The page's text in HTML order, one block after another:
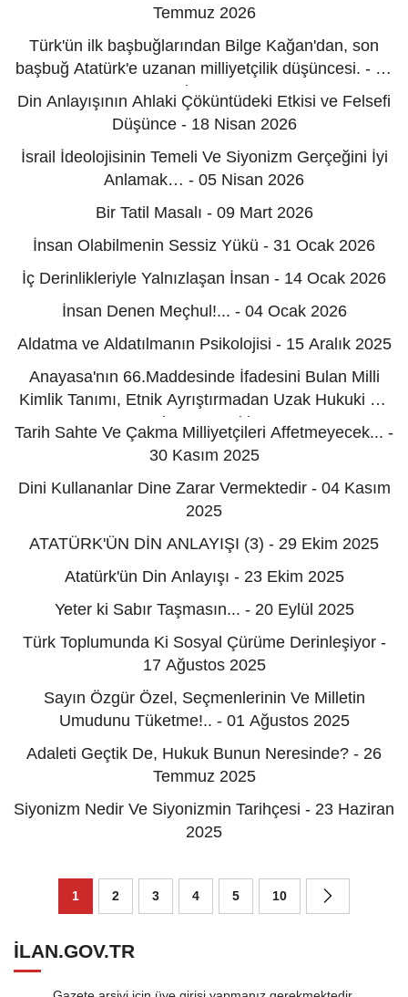
Temmuz 2026
Türk'ün ilk başbuğlarından Bilge Kağan'dan, son
başbuğ Atatürk'e uzanan milliyetçilik düşüncesi. - 30
Haziran 2026
Din Anlayışının Ahlaki Çöküntüdeki Etkisi ve Felsefi
Düşünce - 18 Nisan 2026
İsrail İdeolojisinin Temeli Ve Siyonizm Gerçeğini İyi
Anlamak… - 05 Nisan 2026
Bir Tatil Masalı - 09 Mart 2026
İnsan Olabilmenin Sessiz Yükü - 31 Ocak 2026
İç Derinlikleriyle Yalnızlaşan İnsan - 14 Ocak 2026
İnsan Denen Meçhul!... - 04 Ocak 2026
Aldatma ve Aldatılmanın Psikolojisi - 15 Aralık 2025
Anayasa'nın 66.Maddesinde İfadesini Bulan Milli
Kimlik Tanımı, Etnik Ayrıştırmadan Uzak Hukuki Bir
Tanımdır - 08 Aralık 2025
Tarih Sahte Ve Çakma Milliyetçileri Affetmeyecek... -
30 Kasım 2025
Dini Kullananlar Dine Zarar Vermektedir - 04 Kasım
2025
ATATÜRK'ÜN DİN ANLAYIŞI (3) - 29 Ekim 2025
Atatürk'ün Din Anlayışı - 23 Ekim 2025
Yeter ki Sabır Taşmasın... - 20 Eylül 2025
Türk Toplumunda Ki Sosyal Çürüme Derinleşiyor -
17 Ağustos 2025
Sayın Özgür Özel, Seçmenlerinin Ve Milletin
Umudunu Tüketme!.. - 01 Ağustos 2025
Adaleti Geçtik De, Hukuk Bunun Neresinde? - 26
Temmuz 2025
Siyonizm Nedir Ve Siyonizmin Tarihçesi - 23 Haziran
2025
1 2 3 4 5 10
ILAN.GOV.TR